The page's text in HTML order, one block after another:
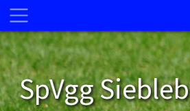
SpVgg